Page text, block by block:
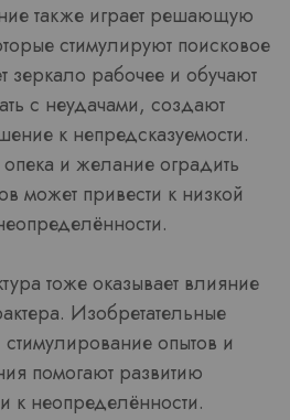
также играет решающую
стимулируют поисковое
зеркало рабочее и обучают
с неудачами, создают
к непредсказуемости.
и желание оградить
может привести к низкой
тоже оказывает влияние
Изобретательные
опытов и
помогают развитию
к неопределённости.